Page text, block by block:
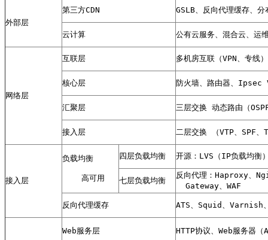
外部层
第三方CDN GSLB、反向代理缓存、
云计算 公有云服务、混合云、运
网络层
互联层 多机房互联（VPN、专
核心层 防火墙、路由器、Ipsec
汇聚层 三层交换 动态路由（
接入层 二层交换 （VTP、SPF
接入层
负载均衡
    高可用
四层负载均衡 开源：LVS（IP负载均
七层负载均衡
反向代理：Haproxy、
  Gateway、WAF
反向代理缓存 ATS、Squid、Varnish
Web服务层 HTTP协议、Web服务器